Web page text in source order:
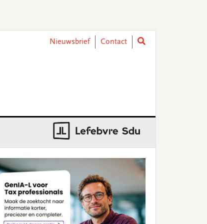
Nieuwsbrief
Contact